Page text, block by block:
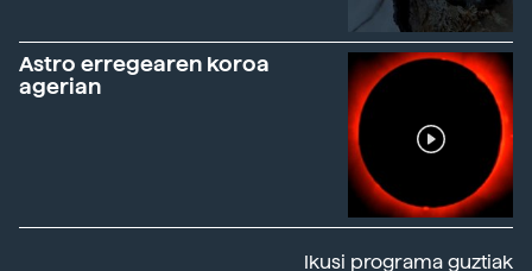
Astro erregearen koroa
agerian
Ikusi programa guztiak